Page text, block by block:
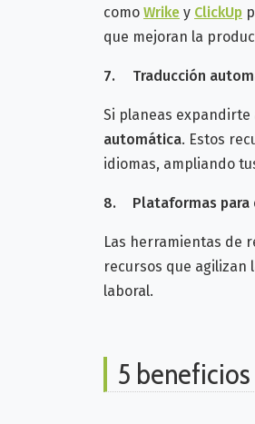
como Wrike y ClickUp
que mejoran la
7. Traducción
Si planeas
automática. Estos
idiomas, ampliando
8. Plataformas
Las herramientas de
recursos que agilizan
laboral.
5